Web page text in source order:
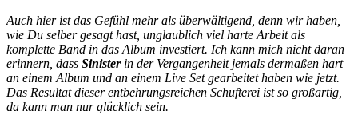
Auch hier ist das Gefühl mehr als überwältigend, denn wir haben,
wie Du selber gesagt hast, unglaublich viel harte Arbeit als
komplette Band in das Album investiert. Ich kann mich nicht daran
erinnern, dass Sinisterin der Vergangenheit jemals dermaßen hart
an einem Album und an einem Live Set gearbeitet haben wie jetzt.
Das Resultat dieser entbehrungsreichen Schufterei ist so großartig,
da kann man nur glücklich sein.